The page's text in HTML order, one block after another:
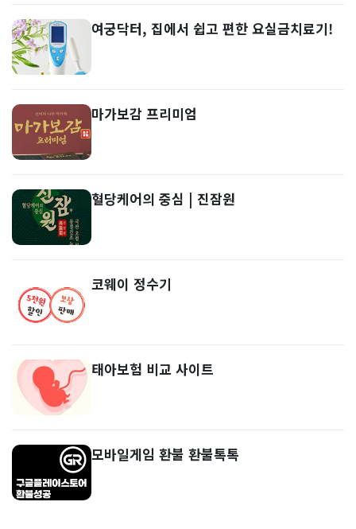
여궁닥터, 집에서 쉽고 편한 요실금치료기!
마가보감 프리미엄
혈당케어의 중심 | 진잠원
코웨이 정수기
태아보험 비교 사이트
모바일게임 환불 환불톡톡